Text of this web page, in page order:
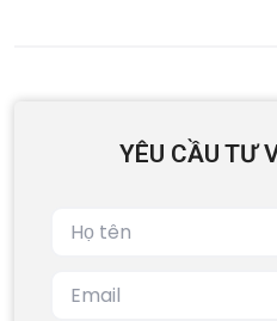
YÊU CẦU TƯ